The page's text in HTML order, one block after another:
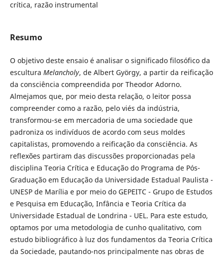
crítica, razão instrumental
Resumo
O objetivo deste ensaio é analisar o significado filosófico da
escultura Melancholy, de Albert György, a partir da reificação
da consciência compreendida por Theodor Adorno.
Almejamos que, por meio desta relação, o leitor possa
compreender como a razão, pelo viés da indústria,
transformou-se em mercadoria de uma sociedade que
padroniza os indivíduos de acordo com seus moldes
capitalistas, promovendo a reificação da consciência. As
reflexões partiram das discussões proporcionadas pela
disciplina Teoria Crítica e Educação do Programa de Pós-
Graduação em Educação da Universidade Estadual Paulista -
UNESP de Marília e por meio do GEPEITC - Grupo de Estudos
e Pesquisa em Educação, Infância e Teoria Crítica da
Universidade Estadual de Londrina - UEL. Para este estudo,
optamos por uma metodologia de cunho qualitativo, com
estudo bibliográfico à luz dos fundamentos da Teoria Crítica
da Sociedade, pautando-nos principalmente nas obras de